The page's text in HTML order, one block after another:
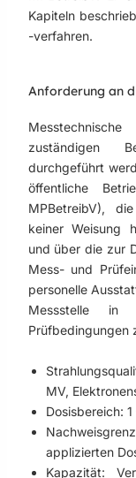
Kapiteln
-verfahren.
Anforderung an
zuständigen
durchgeführt
öffentliche
MPBetreibV),
keiner Weisung
und über die zur
Mess- und
personelle
Messstelle
Prüfbedingungen
MV,
Dosisbereich:
applizierten
Kapazität: